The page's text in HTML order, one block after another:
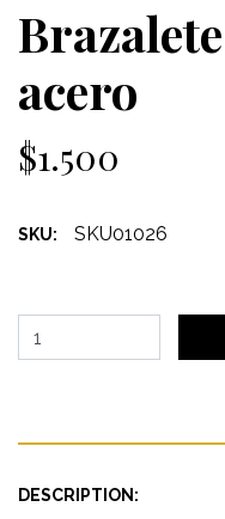
acero
$1.500
SKU: SKU01026
DESCRIPTION: